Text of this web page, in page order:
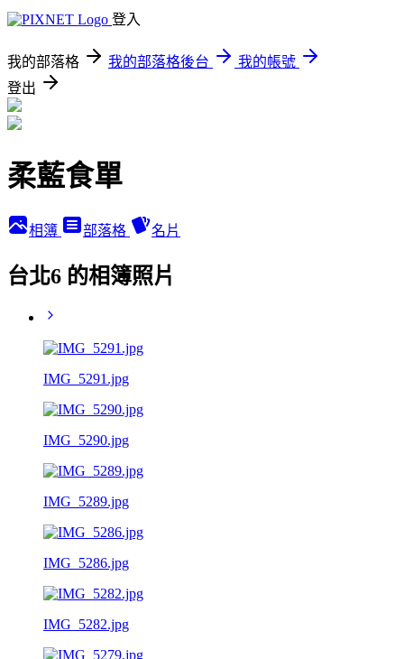
登入
我的部落格 我的部落格後台
我的帳號
登出
柔藍食單
相簿 部落格 名片
台北6 的相簿照片
IMG_5291.jpg
IMG_5290.jpg
IMG_5289.jpg
IMG_5286.jpg
IMG_5282.jpg